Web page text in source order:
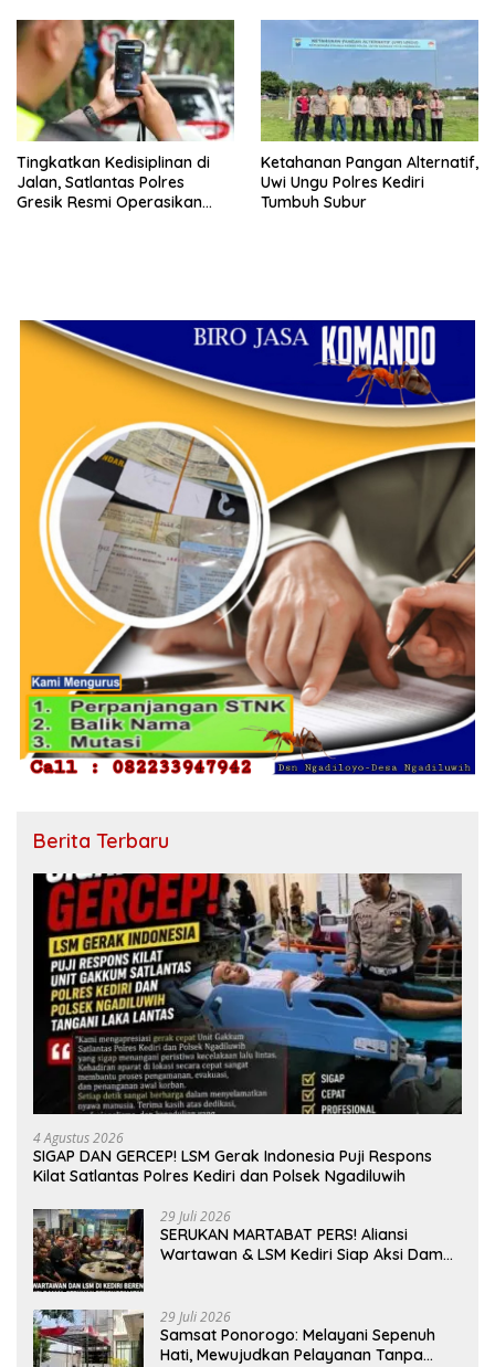
Tingkatkan Kedisiplinan di
Jalan, Satlantas Polres
Gresik Resmi Operasikan
Ketahanan Pangan Alternatif,
Uwi Ungu Polres Kediri
Tumbuh Subur
Berita Terbaru
4 Agustus 2026
SIGAP DAN GERCEP! LSM Gerak Indonesia Puji Respons
Kilat Satlantas Polres Kediri dan Polsek Ngadiluwih
29 Juli 2026
SERUKAN MARTABAT PERS! Aliansi
Wartawan & LSM Kediri Siap Aksi Damai:
29 Juli 2026
Samsat Ponorogo: Melayani Sepenuh
Hati, Mewujudkan Pelayanan Tanpa